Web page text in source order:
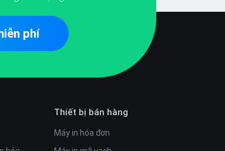
phí
Thiết bị bán hàng
Máy in hóa đơn